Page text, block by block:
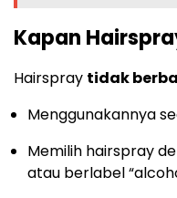
Kapan
Hairspray tidak
Menggunakannya
Memilih hairspray
atau berlabel